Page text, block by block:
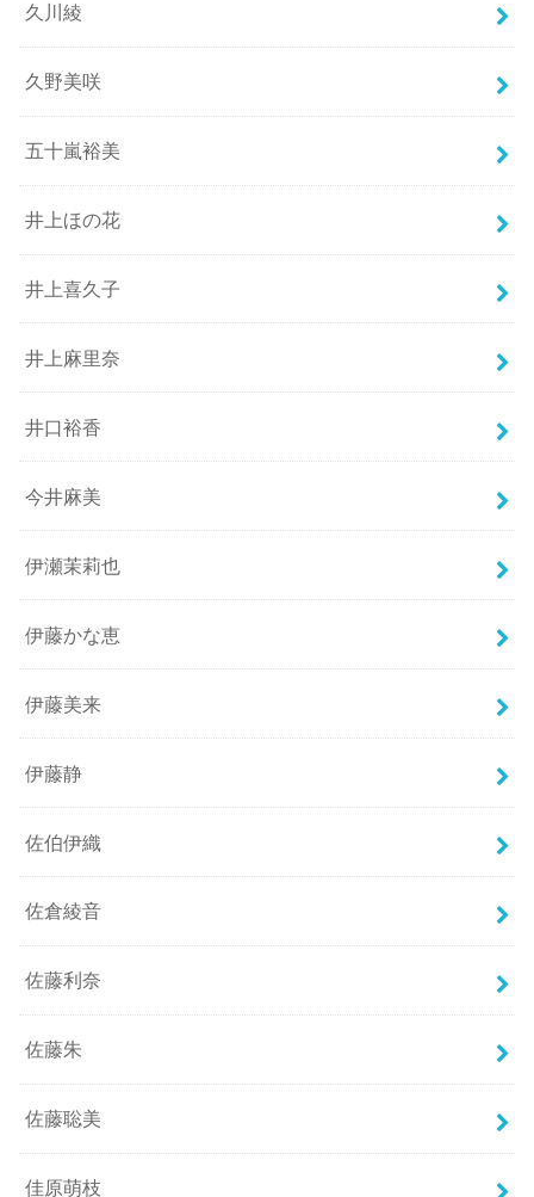
久川綾
久野美咲
五十嵐裕美
井上ほの花
井上喜久子
井上麻里奈
井口裕香
今井麻美
伊瀬茉莉也
伊藤かな恵
伊藤美来
伊藤静
佐伯伊織
佐倉綾音
佐藤利奈
佐藤朱
佐藤聡美
佳原萌枝